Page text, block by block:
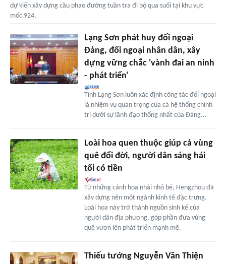
dự kiến xây dựng cầu phao đường tuần tra đi bộ qua suối tại khu vực
mốc 924.
Lạng Sơn phát huy đối ngoại
Đảng, đối ngoại nhân dân, xây
dựng vững chắc 'vành đai an ninh
- phát triển'
Tỉnh Lạng Sơn luôn xác định công tác đối ngoại
là nhiệm vụ quan trọng của cả hệ thống chính
trị dưới sự lãnh đạo thống nhất của Đảng...
Loài hoa quen thuộc giúp cả vùng
quê đổi đời, người dân sáng hái
tối có tiền
Từ những cánh hoa nhài nhỏ bé, Hengzhou đã
xây dựng nên một ngành kinh tế đặc trưng.
Loài hoa này trở thành nguồn sinh kế của
người dân địa phương, góp phần đưa vùng
quê vươn lên phát triển mạnh mẽ.
Thiếu tướng Nguyễn Văn Thiện